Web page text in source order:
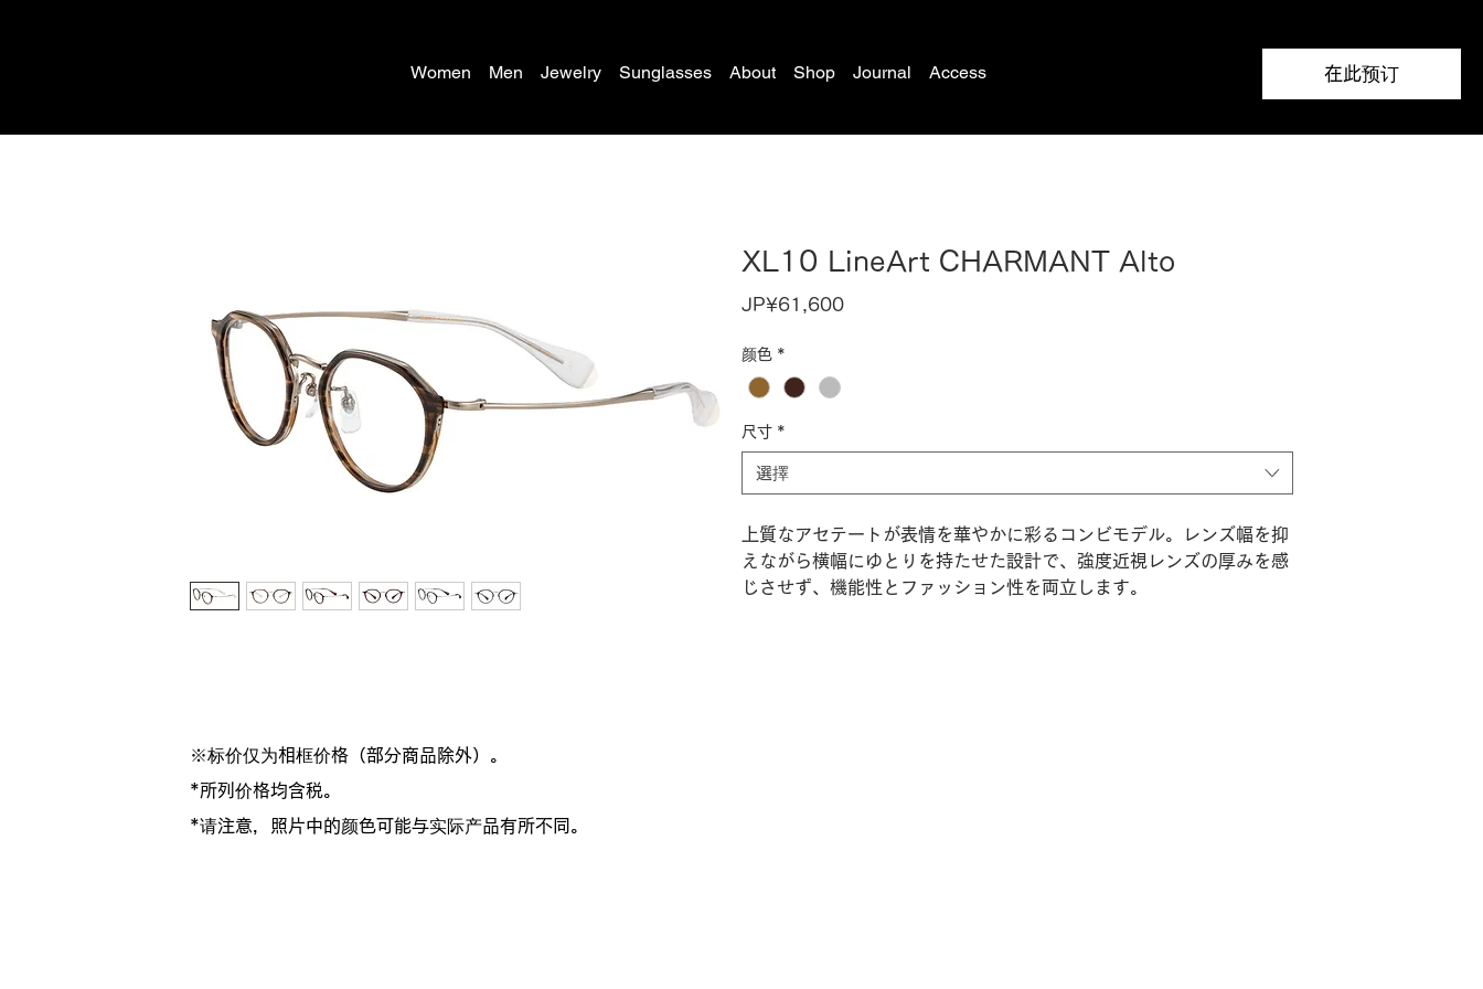
Women Men Jewelry Sunglasses About Shop Journal Access 在此预订
XL10 LineArt CHARMANT Alto
JP¥61,600價
颜色 *
尺寸 *
選擇
上質なアセテートが表情を華やかに彩るコンビモデル。レンズ幅を抑
えながら横幅にゆとりを持たせた設計で、強度近視レンズの厚みを感
じさせず、機能性とファッション性を両立します。
※标价仅为相框价格（部分商品除外）。
*所列价格均含税。
*请注意，照片中的颜色可能与实际产品有所不同。